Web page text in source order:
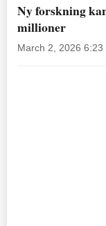
Ny forskning
millioner
March 2, 2026 6:23